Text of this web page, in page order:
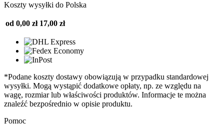
Koszty wysyłki do Polska
od 0,00 zł 17,00 zł
*Podane koszty dostawy obowiązują w przypadku standardowej
wysyłki. Mogą wystąpić dodatkowe opłaty, np. ze względu na
wagę, rozmiar lub właściwości produktów. Informacje te można
znaleźć bezpośrednio w opisie produktu.
Pomoc